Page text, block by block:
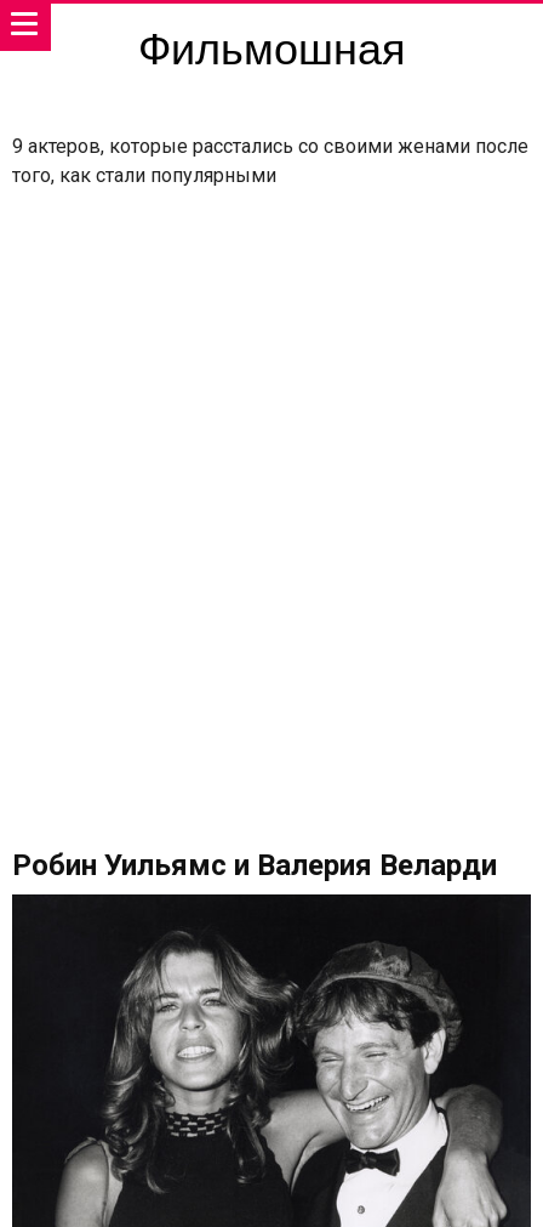
Фильмошная
9 актеров, которые расстались со своими женами после
того, как стали популярными
Робин Уильямс и Валерия Веларди